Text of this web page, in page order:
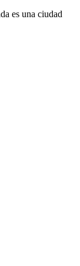
es una ciudad